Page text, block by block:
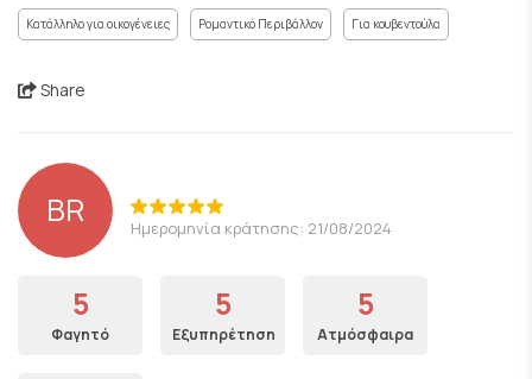
Κατάλληλο για οικογένειες Ρομαντικό Περιβάλλον Για κουβεντούλα
Share
BR Ημερομηνία κράτησης: 21/08/2024
5
Φαγητό
5
Εξυπηρέτηση
5
Ατμόσφαιρα